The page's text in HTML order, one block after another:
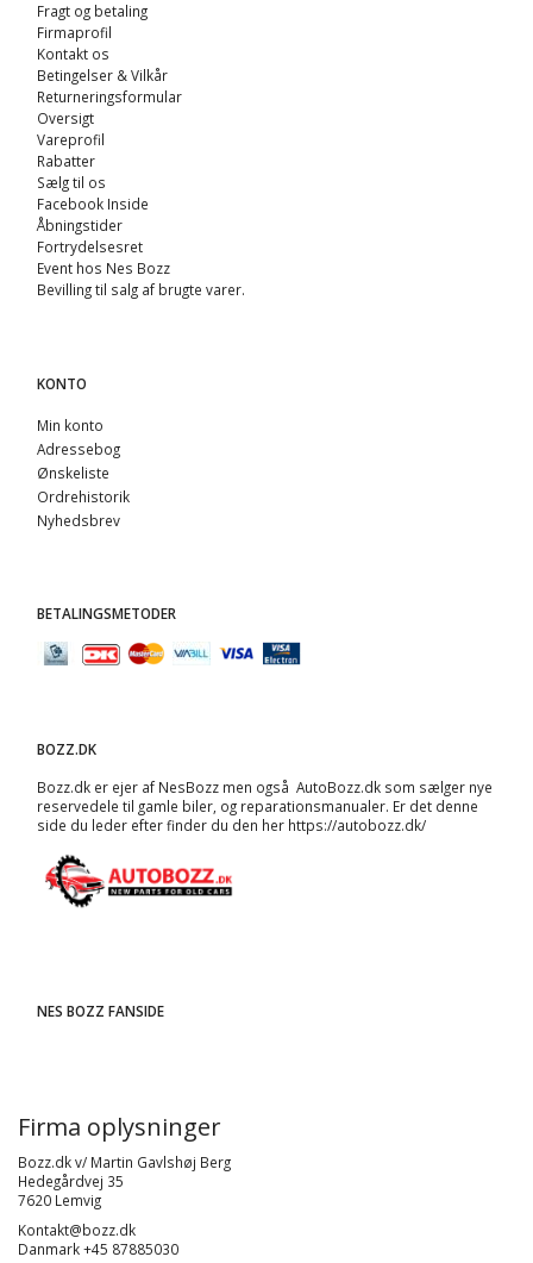
Fragt og betaling
Firmaprofil
Kontakt os
Betingelser & Vilkår
Returneringsformular
Oversigt
Vareprofil
Rabatter
Sælg til os
Facebook Inside
Åbningstider
Fortrydelsesret
Event hos Nes Bozz
Bevilling til salg af brugte varer.
KONTO
Min konto
Adressebog
Ønskeliste
Ordrehistorik
Nyhedsbrev
BETALINGSMETODER
BOZZ.DK
Bozz.dk er ejer af NesBozz men også AutoBozz.dk som sælger nye
reservedele til gamle biler, og reparationsmanualer. Er det denne
side du leder efter finder du den her https://autobozz.dk/
NES BOZZ FANSIDE
Firma oplysninger
Bozz.dk v/ Martin Gavlshøj Berg
Hedegårdvej 35
7620 Lemvig
Kontakt@bozz.dk
Danmark +45 87885030